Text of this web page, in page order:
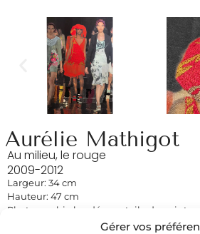
Gérer vos
Aurélie Mathigot
Au milieu, le rouge
2009-2012
Largeur: 34 cm
Hauteur: 47 cm
Photographie brodée sur toile de peintre,